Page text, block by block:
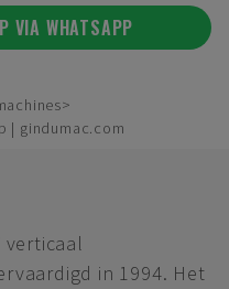
VIA WHATSAPP
| gindumac.com
verticaal
in 1994. Het